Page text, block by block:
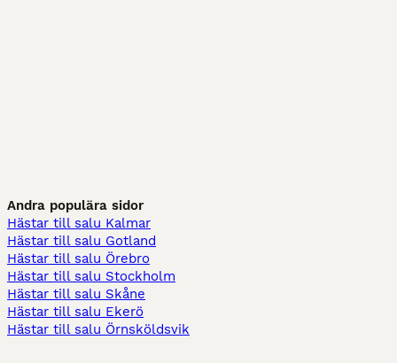
Andra populära sidor
Hästar till salu Kalmar
Hästar till salu Gotland
Hästar till salu Örebro
Hästar till salu Stockholm
Hästar till salu Skåne
Hästar till salu Ekerö
Hästar till salu Örnsköldsvik